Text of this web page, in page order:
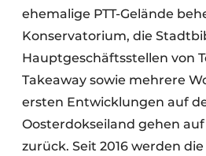
ehemalige PTT-Gelände
Konservatorium, die
Hauptgeschäftsstellen von
Takeaway sowie mehrere
ersten Entwicklungen auf
Oosterdokseiland gehen auf
zurück. Seit 2016 werden